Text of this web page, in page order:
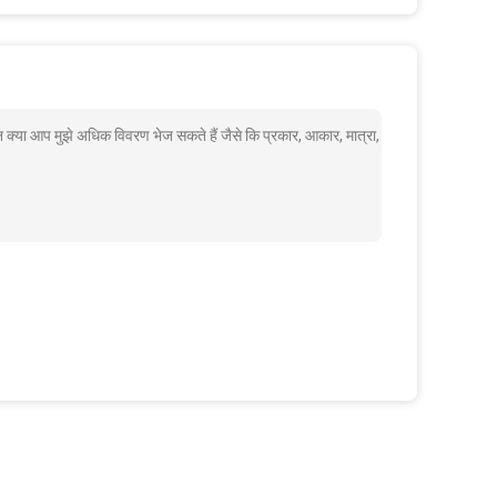
क्या आप मुझे अधिक विवरण भेज सकते हैं जैसे कि प्रकार, आकार, मात्रा,